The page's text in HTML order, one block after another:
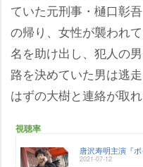
ていた元刑事・樋口彰
の帰り、女性が襲われ
名を助け出し、犯人の
路を決めていた男は逃
はずの大樹と連絡が取
視聴率
唐沢寿明主演『
2021-07-12